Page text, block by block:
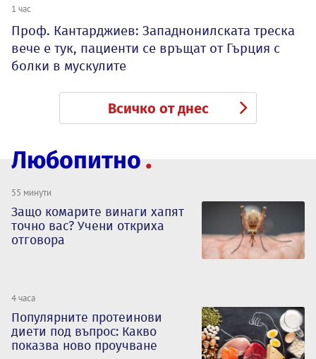
1 час
Проф. Кантарджиев: Западнонилската треска
вече е тук, пациенти се връщат от Гърция с
болки в мускулите
Всичко от днес
Любопитно
55 минути
Защо комарите винаги хапят
точно вас? Учени откриха
отговора
4 часа
Популярните протеинови
диети под въпрос: Какво
показва ново проучване